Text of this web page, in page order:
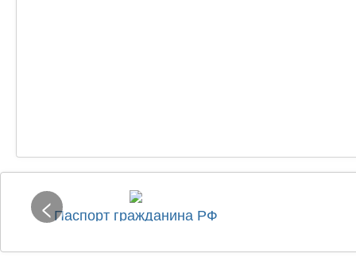
Паспорт гражданина РФ
<